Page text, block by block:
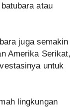
atau
juga semakin
Amerika Serikat,
untuk
lingkungan